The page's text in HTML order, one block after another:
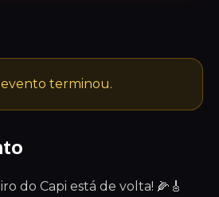
do Capi está de volta! 🌽🎸
evento terminou.